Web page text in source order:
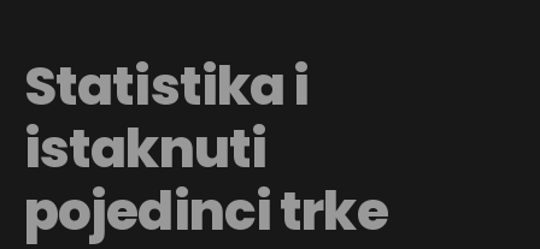
Statistika i
istaknuti
pojedinci trke